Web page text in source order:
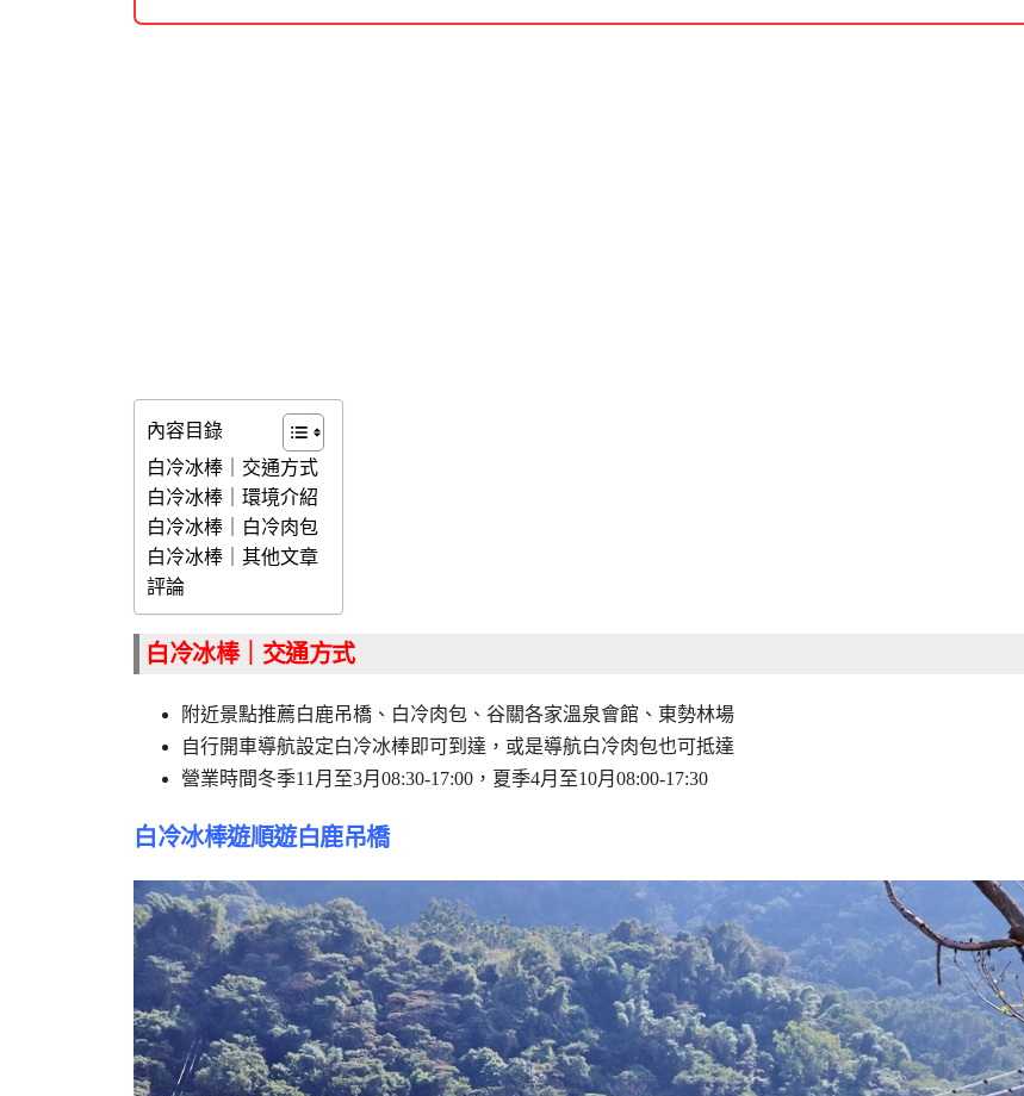
內容目錄
白冷冰棒｜交通方式
白冷冰棒｜環境介紹
白冷冰棒｜白冷肉包
白冷冰棒｜其他文章
評論
白冷冰棒｜交通方式
附近景點推薦白鹿吊橋、白冷肉包、谷關各家溫泉會館、東勢林場
自行開車導航設定白冷冰棒即可到達，或是導航白冷肉包也可抵達
營業時間冬季11月至3月08:30-17:00，夏季4月至10月08:00-17:30
白冷冰棒遊順遊白鹿吊橋